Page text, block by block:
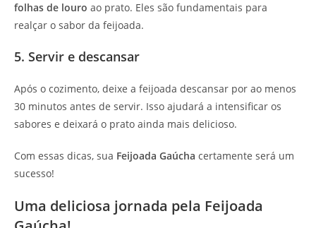
folhas de louro ao prato. Eles são fundamentais para
realçar o sabor da feijoada.
5. Servir e descansar
Após o cozimento, deixe a feijoada descansar por ao menos
30 minutos antes de servir. Isso ajudará a intensificar os
sabores e deixará o prato ainda mais delicioso.
Com essas dicas, sua Feijoada Gaúcha certamente será um
sucesso!
Uma deliciosa jornada pela Feijoada